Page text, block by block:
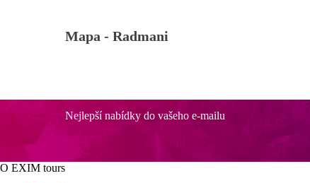
Mapa - Radmani
Nejlepší nabídky do vašeho e-mailu
O EXIM tours